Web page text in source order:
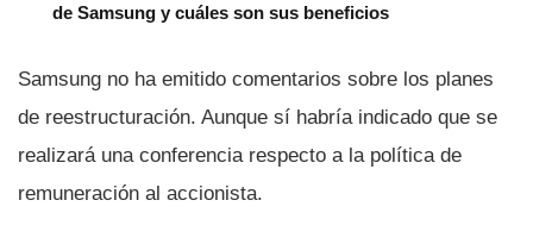
de Samsung y cuáles son sus beneficios
Samsung no ha emitido comentarios sobre los planes
de reestructuración. Aunque sí­ habrí­a indicado que se
realizará una conferencia respecto a la polí­tica de
remuneración al accionista.